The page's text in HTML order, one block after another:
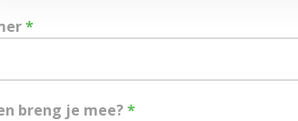
*
breng je mee?*